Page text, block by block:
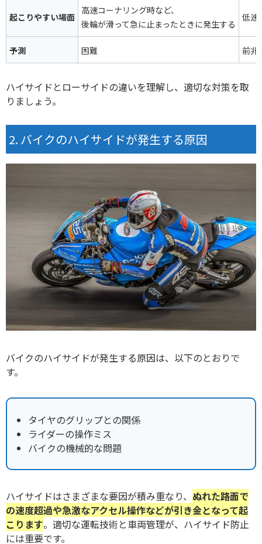
起こりやすい場面
高速コーナリング時など、
後輪が滑って急に止まったときに発生する
低速
予測 困難 前兆
ハイサイドとローサイドの違いを理解し、適切な対策を取
りましょう。
バイクのハイサイドが発生する原因
バイクのハイサイドが発生する原因は、以下のとおりで
す。
タイヤのグリップとの関係
ライダーの操作ミス
バイクの機械的な問題
ハイサイドはさまざまな要因が積み重なり、 ぬれた路面で
の速度超過や急激なアクセル操作などが引き金となって起
こります。適切な運転技術と車両管理が、ハイサイド防止
には重要です。